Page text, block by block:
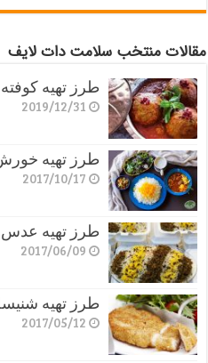
مقالات منتخب سلامت دات لایف
طرز تهیه
2019/12/31
طرز تهیه خورش
2017/10/17
طرز تهیه عدس
2017/06/09
طرز تهیه
2017/05/12